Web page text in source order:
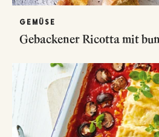
GEMÜSE
Gebackener Ricotta mit